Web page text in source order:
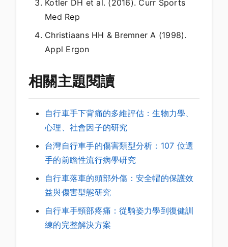
Kotler DH et al. (2016). Curr Sports
Med Rep
Christiaans HH & Bremner A (1998).
Appl Ergon
相關主題閱讀
自行車手下背痛的多維評估：生物力學、
心理、社會因子的研究
台灣自行車手的傷害類型分析：107 位選
手的前瞻性流行病學研究
自行車落車的頭部外傷：安全帽的保護效
益與傷害型態研究
自行車手頸部疼痛：從騎姿力學到復健訓
練的完整解決方案